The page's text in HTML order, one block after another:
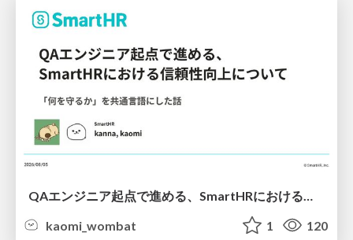
kaomi_wombat
1 120